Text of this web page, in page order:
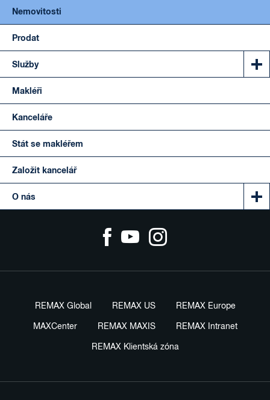
Nemovitosti
Prodat
Služby
Makléři
Kanceláře
Stát se makléřem
Založit kancelář
O nás
REMAX Global REMAX US REMAX Europe
MAXCenter REMAX MAXIS REMAX Intranet
REMAX Klientská zóna